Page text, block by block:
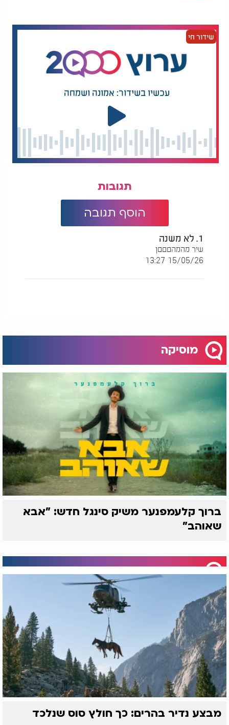
שידור חי
עכשיו בשידור: אמונה ושמחה
תגובות
הוסף תגובה
1. לא משנה
שיר מהמהםםםן
15/05/26 13:27
מוסיקה
ברוך קלעמפנער משיק סינגל חדש: "אבא
שאוהב"
מבצע נדיר בהרים: כך חולץ סוס שנלכד